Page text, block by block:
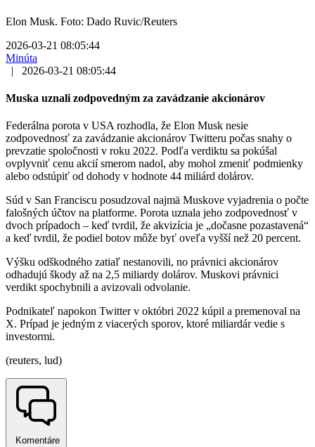
Elon Musk. Foto: Dado Ruvic/Reuters
2026-03-21 08:05:44
Minúta
|
2026-03-21 08:05:44
Muska uznali zodpovedným za zavádzanie akcionárov
Federálna porota v USA rozhodla, že Elon Musk nesie
zodpovednosť za zavádzanie akcionárov Twitteru počas snahy o
prevzatie spoločnosti v roku 2022. Podľa verdiktu sa pokúšal
ovplyvniť cenu akcií smerom nadol, aby mohol zmeniť podmienky
alebo odstúpiť od dohody v hodnote 44 miliárd dolárov.
Súd v San Franciscu posudzoval najmä Muskove vyjadrenia o počte
falošných účtov na platforme. Porota uznala jeho zodpovednosť v
dvoch prípadoch – keď tvrdil, že akvizícia je „dočasne pozastavená“
a keď tvrdil, že podiel botov môže byť oveľa vyšší než 20 percent.
Výšku odškodného zatiaľ nestanovili, no právnici akcionárov
odhadujú škody až na 2,5 miliardy dolárov. Muskovi právnici
verdikt spochybnili a avizovali odvolanie.
Podnikateľ napokon Twitter v októbri 2022 kúpil a premenoval na
X. Prípad je jedným z viacerých sporov, ktoré miliardár vedie s
investormi.
(reuters, lud)
Komentáre